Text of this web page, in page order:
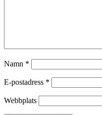
Namn *
E-postadress *
Webbplats